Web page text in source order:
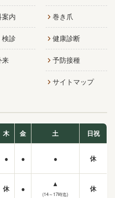
内
検診
来
巻き爪
健康診断
予防接種
サイトマップ
木 金 土 日祝
● ● ● 休
休 ●
▲
(14～17時迄)
休